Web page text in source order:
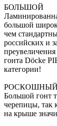
БОЛЬШОЙ
большой
чем
российских и
преувеличения
гонта Dӧcke
категории!
РОСКОШНЫЙ
Большой гонт
черепицы, так
на крыше